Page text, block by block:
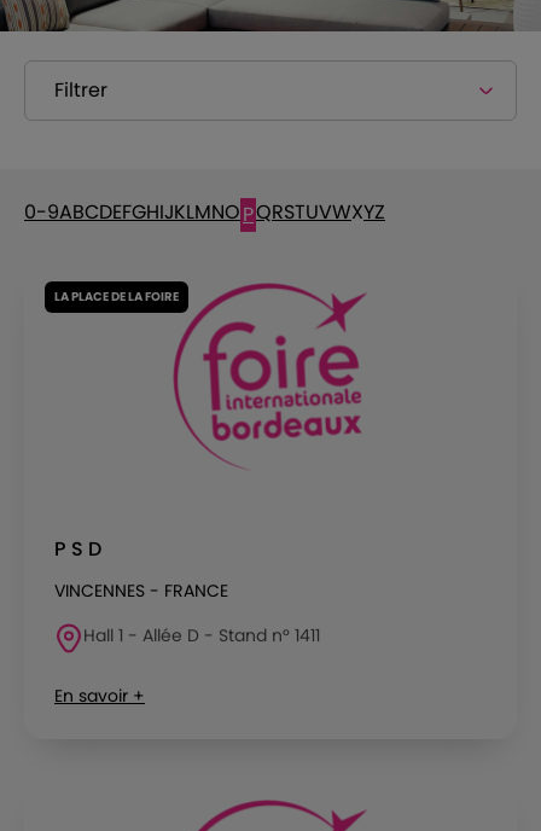
Filtrer
0-9ABCDEFGHIJKLMNOPQRSTUVWXYZ
LA PLACE DE LA FOIRE
P S D
VINCENNES - FRANCE
Hall 1 - Allée D - Stand n° 1411
En savoir +